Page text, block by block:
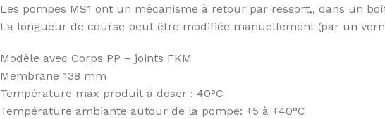
Les pompes MS1 ont un mécanisme à retour par ressort,, dans un
La longueur de course peut être modifiée manuellement (par un
Modèle avec Corps PP – joints FKM
Membrane 138 mm
Température max produit à doser : 40°C
Température ambiante autour de la pompe: +5 à +40°C